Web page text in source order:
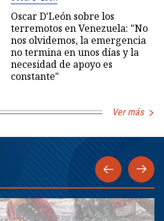
Oscar D'León sobre los
terremotos en Venezuela: "No
nos olvidemos, la emergencia
no termina en unos días y la
necesidad de apoyo es
constante"
Ver más